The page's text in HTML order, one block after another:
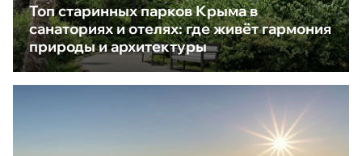
Топ старинных парков Крыма в
санаториях и отелях: где живёт гармония
природы и архитектуры